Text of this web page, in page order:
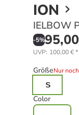
ION
IELBOW
-5%
UVP: 100,00 €*
GrößeNur
S
Color